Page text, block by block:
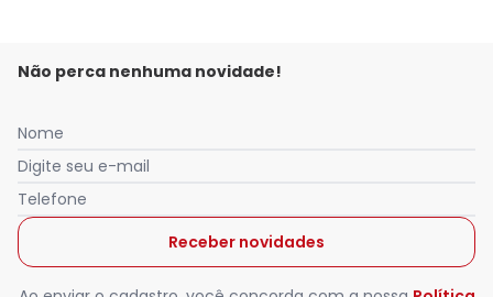
Não perca nenhuma novidade!
Nome
Digite seu e-mail
Telefone
Receber novidades